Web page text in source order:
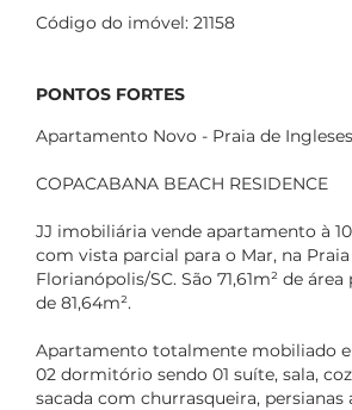
Código do imóvel: 21158
PONTOS FORTES
Apartamento Novo - Praia de Ingleses
COPACABANA BEACH RESIDENCE
JJ imobiliária vende apartamento à
com vista parcial para o Mar, na
Florianópolis/SC. São 71,61m² de
de 81,64m².
Apartamento totalmente mobiliado
02 dormitório sendo 01 suíte, sala,
sacada com churrasqueira,